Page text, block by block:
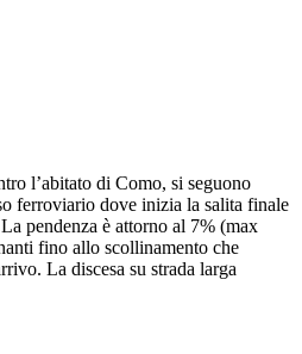
l’abitato di Como, si seguono
ferroviario dove inizia la salita finale
pendenza è attorno al 7% (max
fino allo scollinamento che
La discesa su strada larga